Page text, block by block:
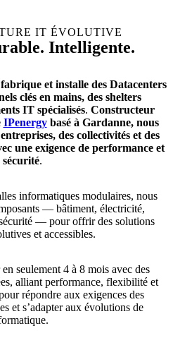
IT ÉVOLUTIVE
Intelligente.
et installe des Datacenters
clés en mains, des shelters
IT spécialisés. Constructeur
IPenergybasé à Gardanne, nous
des collectivités et des
une exigence de performance et
sécurité.
informatiques modulaires, nous
— bâtiment, électricité,
— pour offrir des solutions
et accessibles.
seulement 4 à 8 mois avec des
alliant performance, flexibilité et
répondre aux exigences des
et s’adapter aux évolutions de